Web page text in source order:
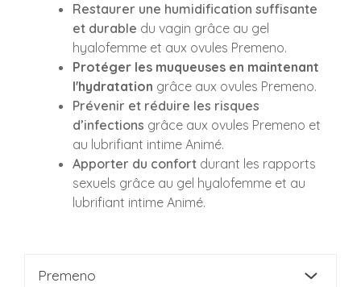
Restaurer une humidification suffisante
et durable du vagin grâce au gel
hyalofemme et aux ovules Premeno.
Protéger les muqueuses en maintenant
l'hydratation grâce aux ovules Premeno.
Prévenir et réduire les risques
d’infections grâce aux ovules Premeno et
au lubrifiant intime Animé.
Apporter du confort durant les rapports
sexuels grâce au gel hyalofemme et au
lubrifiant intime Animé.
Premeno